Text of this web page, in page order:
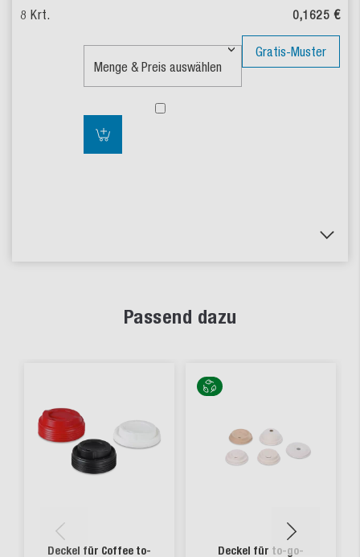
0,1625 €
Gratis-Muster
Passend dazu
Deckel für Coffee to- Deckel für to-go-